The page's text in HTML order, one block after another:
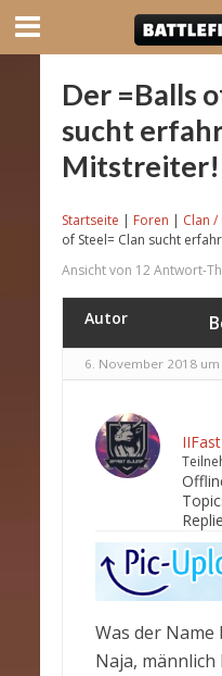
Der =Balls
sucht
Mitstreiter!
Startseite | Foren | Clan
of Steel= Clan sucht
Ansicht von 12 Antwort-
Autor
6. November 2018
Was der Name
Naja,